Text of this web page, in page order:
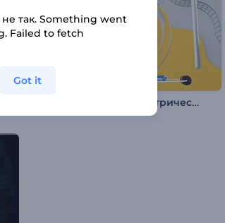
Анимация лого: Геометрическая абстракция
так. Something went
Failed to fetch
Got it